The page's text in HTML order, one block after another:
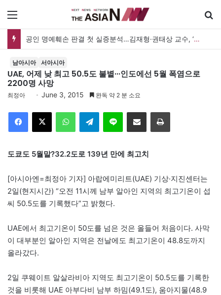
공인 명예훼손 판결 첫 실증분석…김재형·권태상 교수, ‘공인 보도준칙’ 제안도
남아시아 서아시아
UAE, 어제 낮 최고 50.5도 불볕···인도에선 5월 폭염으로
2200명 사망
최정아 June 3, 2015 완독 약 2 분 소요
Telegram 이메일
도쿄도 5월말?32.2도로 139년 만에 최고치
[아시아엔=최정아 기자] 아랍에미리트(UAE) 기상·지진센터는
2일(현지시간) “오전 11시께 남부 알아인 지역의 최고기온이 섭
씨 50.5도를 기록했다”고 밝혔다.
UAE에서 최고기온이 50도를 넘은 것은 올들어 처음이다. 사막
이 대부분인 알아인 지역은 전날에도 최고기온이 48.8도까지
올라갔다.
2일 쿠웨이트 알살라비아 지역도 최고기온이 50.5도를 기록한
것을 비롯해 UAE 아부다비 남부 하밈(49.1도), 움아지물(48.9